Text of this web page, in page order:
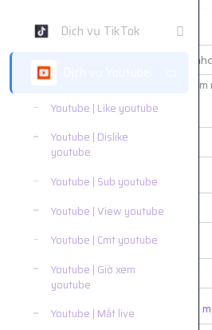
Dịch vụ TikTok
Youtube | Like youtube
Youtube | Dislike
youtube
Youtube | Sub youtube
Youtube | View youtube
Youtube | Cmt youtube
Youtube | Giờ xem
youtube
Youtube | Mắt live
Tìm nhanh dịch vụ
Nhập tên hoặc ID dịch vụ để tìm
Nền tảng
Phân loại
Dịch vụ
Liên kết cần tăng Bạn